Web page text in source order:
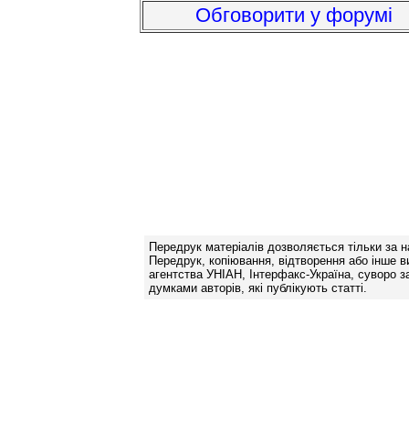
Обговорити у форумі
Передрук матеріалів дозволяється тільки за
Передрук, копіювання, відтворення або інше
агентства УНІАН, Інтерфакс-Україна, суворо
думками авторів, які публікують статті.